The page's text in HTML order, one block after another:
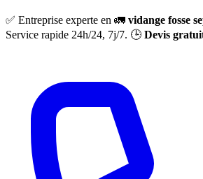
✅ Entreprise experte en 🚛 vidange fosse
Service rapide 24h/24, 7j/7. 🕒 Devis